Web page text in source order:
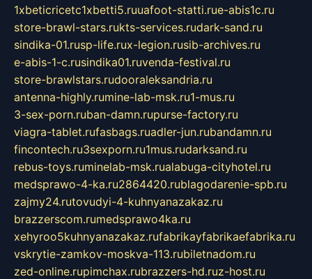
1xbeticricetc1xbetti5.ruuafoot-statti.rue-abis1c.ru
store-brawl-stars.rukts-services.rudark-sand.ru
sindika-01.rusp-life.rux-legion.rusib-archives.ru
e-abis-1-c.rusindika01.ruvenda-festival.ru
store-brawlstars.rudooraleksandria.ru
antenna-highly.rumine-lab-msk.ru1-mus.ru
3-sex-porn.ruban-damn.rupurse-factory.ru
viagra-tablet.rufasbags.ruadler-jun.rubandamn.ru
fincontech.ru3sexporn.ru1mus.rudarksand.ru
rebus-toys.ruminelab-msk.rualabuga-cityhotel.ru
medsprawo-4-ka.ru2864420.rublagodarenie-spb.ru
zajmy24.rutovudyi-4-kuhnyanazakaz.ru
brazzerscom.rumedsprawo4ka.ru
xehyroo5kuhnyanazakaz.rufabrikayfabrikaefabrika.ru
vskrytie-zamkov-moskva-113.rubiletnadom.ru
zed-online.rupimchax.rubrazzers-hd.ruz-host.ru